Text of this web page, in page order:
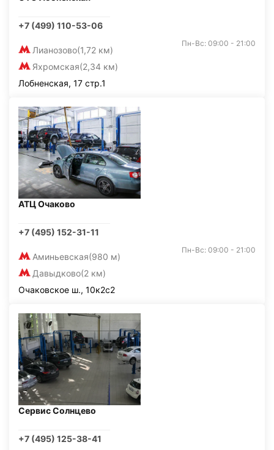
+7 (499) 110-53-06
Лианозово(1,72 км)
Яхромская(2,34 км)
Пн-Вс: 09:00 - 21:00
Лобненская, 17 стр.1
АТЦ Очаково
+7 (495) 152-31-11
Аминьевская(980 м)
Давыдково(2 км)
Пн-Вс: 09:00 - 21:00
Очаковское ш., 10к2с2
Сервис Солнцево
+7 (495) 125-38-41